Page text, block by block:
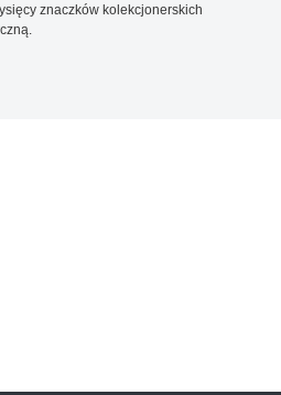
znaczków kolekcjonerskich